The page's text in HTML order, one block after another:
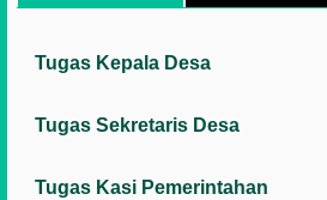
Tugas Kepala Desa
Tugas Sekretaris Desa
Tugas Kasi Pemerintahan